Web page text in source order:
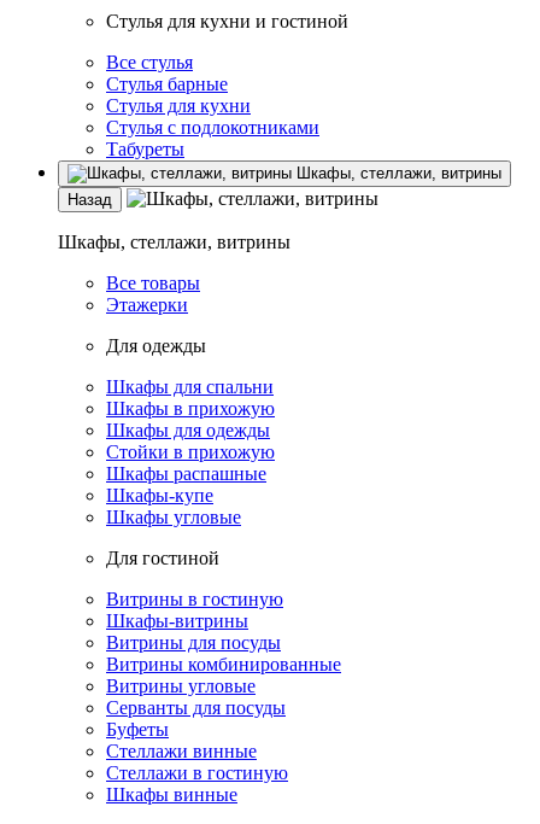
Стулья для кухни и гостиной
Все стулья
Стулья барные
Стулья для кухни
Стулья с подлокотниками
Табуреты
Шкафы, стеллажи, витрины
Назад
Шкафы, стеллажи, витрины
Все товары
Этажерки
Для одежды
Шкафы для спальни
Шкафы в прихожую
Шкафы для одежды
Стойки в прихожую
Шкафы распашные
Шкафы-купе
Шкафы угловые
Для гостиной
Витрины в гостиную
Шкафы-витрины
Витрины для посуды
Витрины комбинированные
Витрины угловые
Серванты для посуды
Буфеты
Стеллажи винные
Стеллажи в гостиную
Шкафы винные